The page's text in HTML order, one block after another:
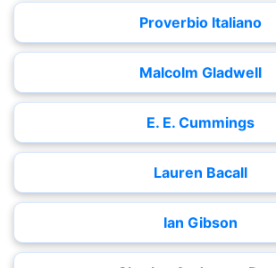
Proverbio Italiano
Malcolm Gladwell
E. E. Cummings
Lauren Bacall
Ian Gibson